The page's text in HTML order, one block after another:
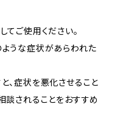
ご使用ください。
うな症状があらわれた
、症状を悪化させること
談されることをおすすめ